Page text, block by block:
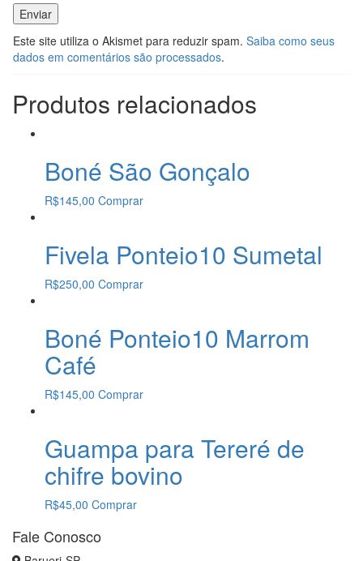
Este site utiliza o Akismet para reduzir spam. Saiba como seus
dados em comentários são processados.
Produtos relacionados
Boné São Gonçalo
R$145,00 Comprar
Fivela Ponteio10 Sumetal
R$250,00 Comprar
Boné Ponteio10 Marrom
Café
R$145,00 Comprar
Guampa para Tereré de
chifre bovino
R$45,00 Comprar
Fale Conosco